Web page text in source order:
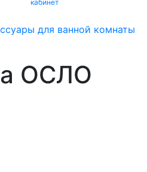
кабинет
для ванной комнаты
ОСЛО